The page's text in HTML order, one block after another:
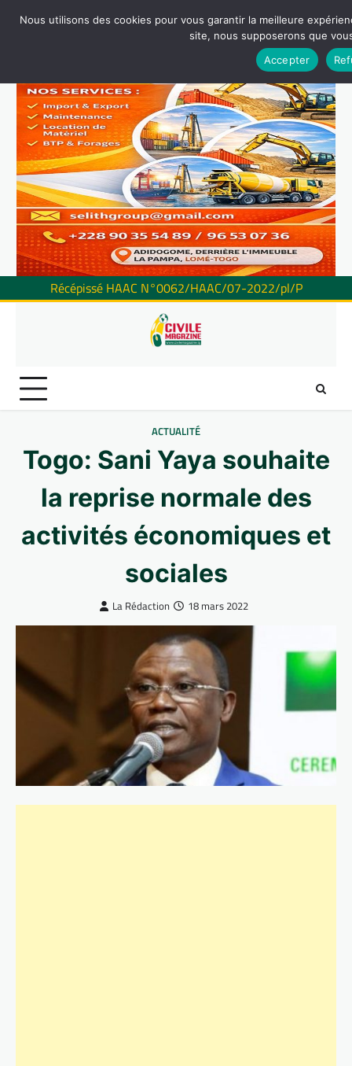
Récépissé HAAC N°0062/HAAC/07-2022/pl/P
ACTUALITÉ
Togo: Sani Yaya souhaite
la reprise normale des
activités économiques et
sociales
La Rédaction 18 mars 2022
Nous utilisons des cookies pour vous garantir la meilleure
site, nous supposerons que
Accepter